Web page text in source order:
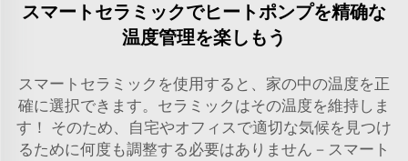
スマートセラミックでヒートポンプを精确な
温度管理を楽しもう
スマートセラミックを使用すると、家の中の温度を正
確に選択できます。セラミックはその温度を維持しま
す！ そのため、自宅やオフィスで適切な気候を見つけ
るために何度も調整する必要はありません－スマート